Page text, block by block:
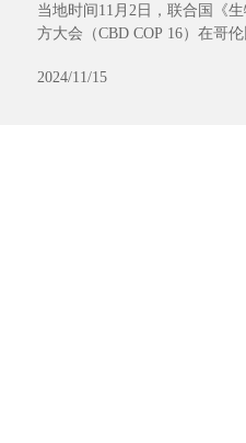
当地时间11月2日，联合国《
方大会（CBD COP 16）在哥
显著的成果。随着在阿塞拜疆
2024/11/15